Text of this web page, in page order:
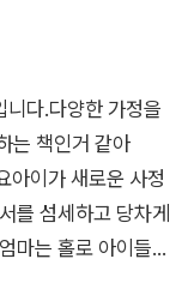
을 어떻게 맞이 하
혀 알지못하는새
식 아이와 함께 읽
새로운 가족 형태가
마음이음 #엄마의
다.다양한 가정을
는 책인거 같아
아이가 새로운 사정
를 섬세하고 당차게
마는 홀로 아이들을